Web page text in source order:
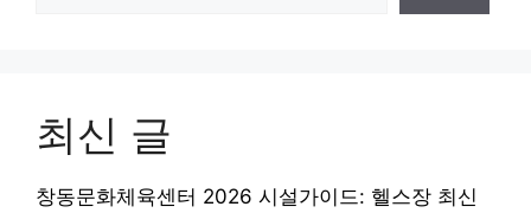
최신 글
창동문화체육센터 2026 시설가이드: 헬스장 최신